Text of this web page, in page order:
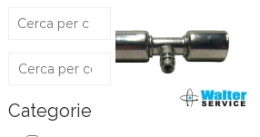
Categorie